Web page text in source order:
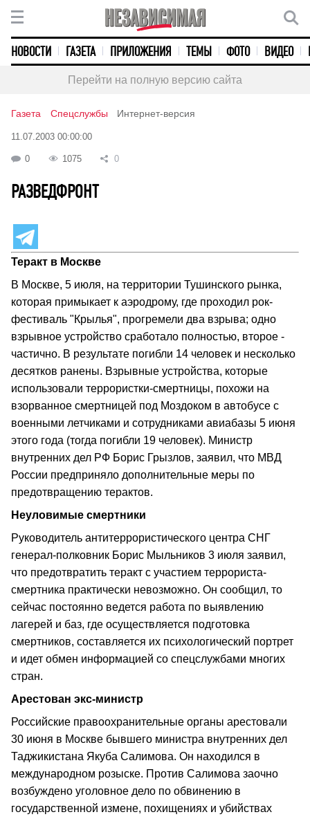
НОВОСТИ ГАЗЕТА ПРИЛОЖЕНИЯ ТЕМЫ ФОТО ВИДЕО
Перейти на полную версию сайта
Газета Спецслужбы Интернет-версия
11.07.2003 00:00:00
0 1075 0
РАЗВЕДФРОНТ
Теракт в Москве
В Москве, 5 июля, на территории Тушинского рынка,
которая примыкает к аэродрому, где проходил рок-
фестиваль "Крылья", прогремели два взрыва; одно
взрывное устройство сработало полностью, второе -
частично. В результате погибли 14 человек и несколько
десятков ранены. Взрывные устройства, которые
использовали террористки-смертницы, похожи на
взорванное смертницей под Моздоком в автобусе с
военными летчиками и сотрудниками авиабазы 5 июня
этого года (тогда погибли 19 человек). Министр
внутренних дел РФ Борис Грызлов, заявил, что МВД
России предприняло дополнительные меры по
предотвращению терактов.
Неуловимые смертники
Руководитель антитеррористического центра СНГ
генерал-полковник Борис Мыльников 3 июля заявил,
что предотвратить теракт с участием террориста-
смертника практически невозможно. Он сообщил, то
сейчас постоянно ведется работа по выявлению
лагерей и баз, где осуществляется подготовка
смертников, составляется их психологический портрет
и идет обмен информацией со спецслужбами многих
стран.
Арестован экс-министр
Российские правоохранительные органы арестовали
30 июня в Москве бывшего министра внутренних дел
Таджикистана Якуба Салимова. Он находился в
международном розыске. Против Салимова заочно
возбуждено уголовное дело по обвинению в
государственной измене, похищениях и убийствах